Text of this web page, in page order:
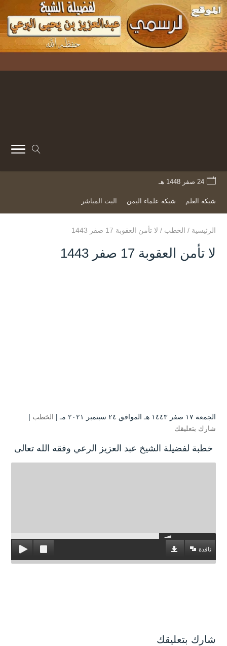
24 صفر 1448 هـ
شبكة العلم شبكة علماء اليمن البث المباشر
الرئيسية / الخطب / لا تأمن العقوبة 17 صفر 1443
لا تأمن العقوبة 17 صفر 1443
الجمعة ۱۷ صفر ۱٤٤۳ هـ الموافق ۲٤ سبتمبر ۲۰۲۱ مـ | الخطب |
شارك بتعليقك
خطبة لفضيلة الشيخ عبد العزيز الرعي وفقه الله تعالى
نافذة
شارك بتعليقك